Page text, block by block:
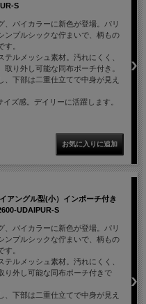
S
、バイカラーに新色が登場。パリ
ンプルシックな佇まいで、柄もの
す。
テルメッシュ素材。汚れにくく、
取り外し可能な同布ポーチ付き。
、下部は二重仕立てで中身が見え
ズ感。デイリーに活躍します。
アングル型(小）インポーチ付き
UDAIPUR-S
、バイカラーに新色が登場。パリ
ンプルシックな佇まいで、柄もの
す。
テルメッシュ素材。汚れにくく、
り外し可能な同布ポーチ付きで
、下部は二重仕立てで中身が見え